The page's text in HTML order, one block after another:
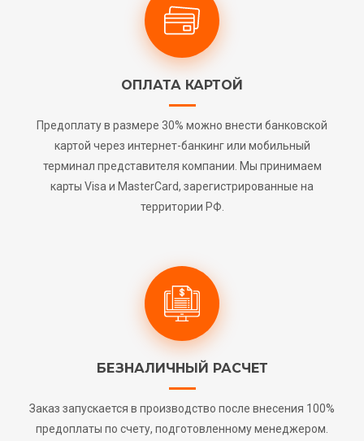
ОПЛАТА КАРТОЙ
Предоплату в размере 30% можно внести банковской
картой через интернет-банкинг или мобильный
терминал представителя компании. Мы принимаем
карты Visa и MasterCard, зарегистрированные на
территории РФ.
БЕЗНАЛИЧНЫЙ РАСЧЕТ
Заказ запускается в производство после внесения 100%
предоплаты по счету, подготовленному менеджером.